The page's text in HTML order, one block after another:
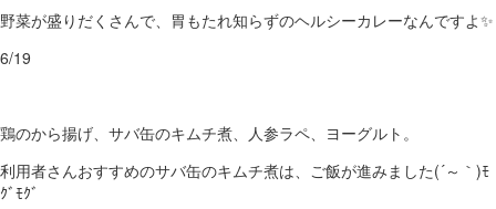
野菜が盛りだくさんで、胃もたれ知らずのヘルシーカレーなんですよ✨
6/19
鶏のから揚げ、サバ缶のキムチ煮、人参ラペ、ヨーグルト。
利用者さんおすすめのサバ缶のキムチ煮は、ご飯が進みました(´～｀)ﾓ
ｸﾞﾓｸﾞ